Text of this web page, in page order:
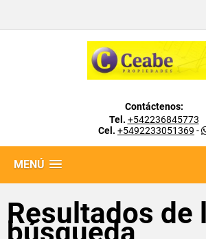
Contáctenos:
Tel. +542236845773
Cel. +5492233051369 -
MENÚ
Resultados de